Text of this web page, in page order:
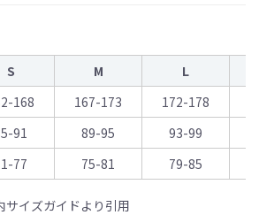
S M
L
168 167-173 172-178
91 89-95 93-99
77 75-81 79-85
イズガイドより引用